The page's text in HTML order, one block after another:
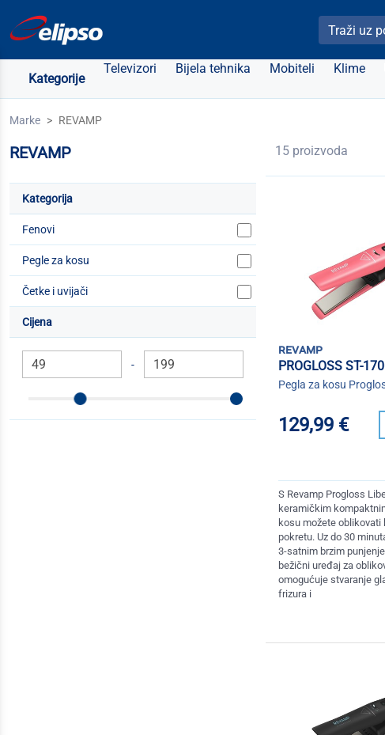
Pretraži
Kategorije
Televizori Bijela tehnika Mobiteli Klime
Marke REVAMP
REVAMP
Kategorija
Fenovi
Pegle za kosu
Četke i uvijači
Cijena
-
15 proizvoda
revamp
PROGLOSS ST-
Pegla za kosu
129,99 €
S Revamp Progloss
keramičkim
kosu možete oblikovati
pokretu. Uz do 30
3-satnim brzim
bežični uređaj za
omogućuje stvaranje
frizura i